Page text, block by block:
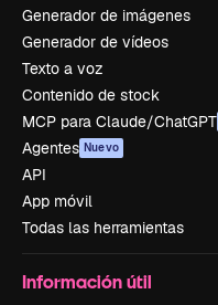
Generador de imágenes
Generador de vídeos
Texto a voz
Contenido de stock
MCP para Claude/ChatGPT
Agentes Nuevo
API
App móvil
Todas las herramientas
Información útil